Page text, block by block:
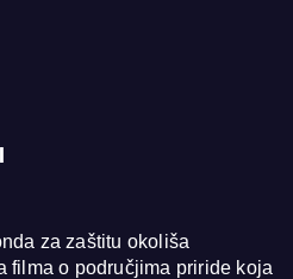
za zaštitu okoliša
filma o područjima priride koja